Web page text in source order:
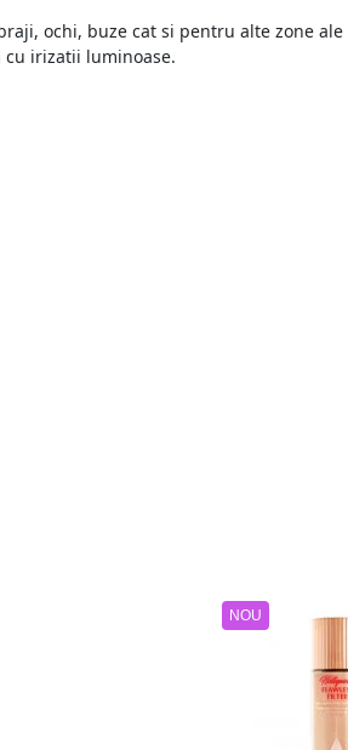
ochi, buze cat si pentru alte zone
cu irizatii luminoase.
NOU